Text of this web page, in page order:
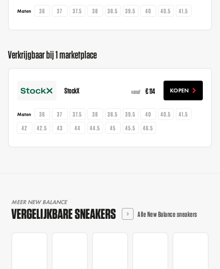
Maten 36 37 37.5 38 38.5 39.5 40 40.5 41.5
Verkrijgbaar bij 1 marketplace
StockX vanaf € 114 KOPEN
Maten 36 37 37.5 38 38.5 39.5 40 40.5
41.5
42
42.5 43 44 44.5 45 45.5 46.5
MEER NEW BALANCE
VERGELIJKBARE SNEAKERS Alle New Balance sneakers